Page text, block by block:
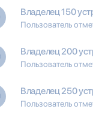
Владелец 150
Пользователь
Владелец 200
Пользователь
Владелец 250
Пользователь